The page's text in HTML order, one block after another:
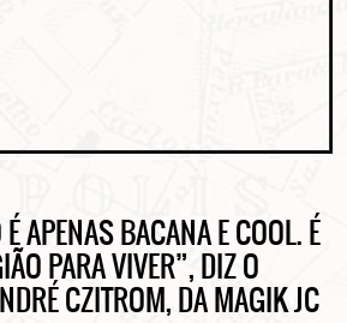
APENAS BACANA E COOL. É
PARA VIVER”, DIZ O
CZITROM, DA MAGIK JC